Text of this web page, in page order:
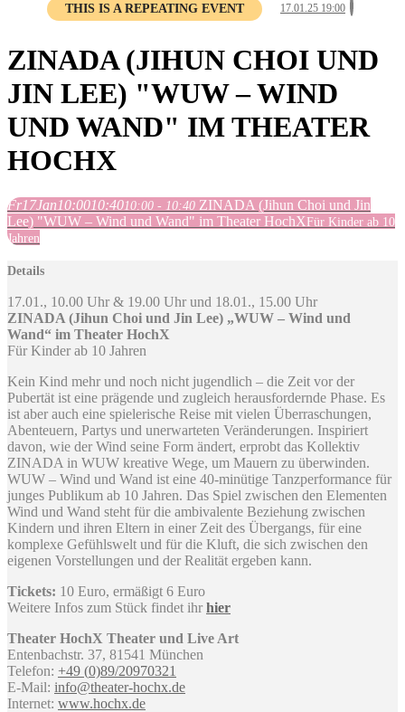
THIS IS A REPEATING EVENT 17.01.25 19:00
ZINADA (JIHUN CHOI UND
JIN LEE) "WUW – WIND
UND WAND" IM THEATER
HOCHX
Fr17Jan10:0010:4010:00 - 10:40 ZINADA (Jihun Choi und Jin
Lee) "WUW – Wind und Wand" im Theater HochXFür Kinder ab 10
Jahren
Details
17.01., 10.00 Uhr & 19.00 Uhr und 18.01., 15.00 Uhr
ZINADA (Jihun Choi und Jin Lee) „WUW – Wind und
Wand“ im Theater HochX
Für Kinder ab 10 Jahren
Kein Kind mehr und noch nicht jugendlich – die Zeit vor der
Pubertät ist eine prägende und zugleich herausfordernde Phase. Es
ist aber auch eine spielerische Reise mit vielen Überraschungen,
Abenteuern, Partys und unerwarteten Veränderungen. Inspiriert
davon, wie der Wind seine Form ändert, erprobt das Kollektiv
ZINADA in WUW kreative Wege, um Mauern zu überwinden.
WUW – Wind und Wand ist eine 40-minütige Tanzperformance für
junges Publikum ab 10 Jahren. Das Spiel zwischen den Elementen
Wind und Wand steht für die ambivalente Beziehung zwischen
Kindern und ihren Eltern in einer Zeit des Übergangs, für eine
komplexe Gefühlswelt und für die Kluft, die sich zwischen den
eigenen Vorstellungen und der Realität ergeben kann.
Tickets: 10 Euro, ermäßigt 6 Euro
Weitere Infos zum Stück findet ihr hier
Theater HochX Theater und Live Art
Entenbachstr. 37, 81541 München
Telefon: +49 (0)89/20970321
E-Mail: info@theater-hochx.de
Internet: www.hochx.de